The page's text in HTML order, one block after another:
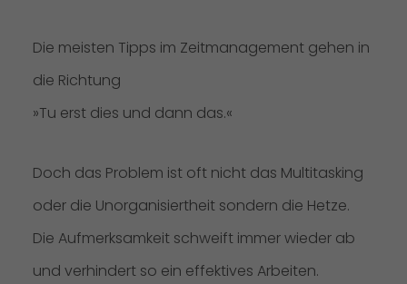
Die meisten Tipps im Zeitmanagement gehen in
die Richtung
»Tu erst dies und dann das.«
Doch das Problem ist oft nicht das Multitasking
oder die Unorganisiertheit sondern die Hetze.
Die Aufmerksamkeit schweift immer wieder ab
und verhindert so ein effektives Arbeiten.